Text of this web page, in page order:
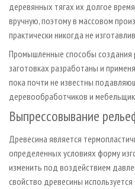
деревянных тягах их долгое
вручную, поэтому в массовом
практически никогда не
Промышленные способы создания
заготовках разработаны и
пока почти не известны
деревообработчиков и
Выпрессовывание
Древесина является
определенных условиях форму
изменить под воздействием
свойство древесины